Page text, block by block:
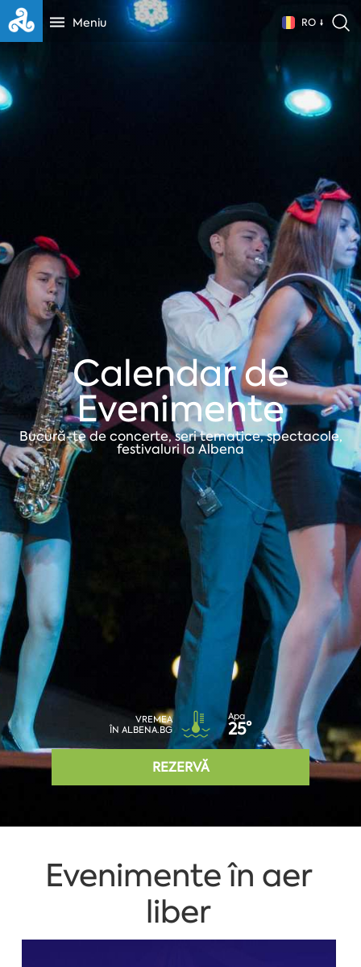
Meniu RO
Calendar de
Evenimente
Bucură-te de concerte, seri tematice, spectacole,
festivaluri la Albena
VREMEA
ÎN ALBENA.BG
Apa
25°
REZERVĂ
Evenimente în aer
liber